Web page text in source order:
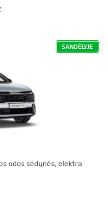
SANDĖLYJE
odos sėdynės, elektra